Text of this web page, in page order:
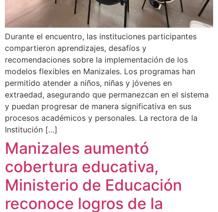
Durante el encuentro, las instituciones participantes
compartieron aprendizajes, desafíos y
recomendaciones sobre la implementación de los
modelos flexibles en Manizales. Los programas han
permitido atender a niños, niñas y jóvenes en
extraedad, asegurando que permanezcan en el sistema
y puedan progresar de manera significativa en sus
procesos académicos y personales. La rectora de la
Institución […]
Manizales aumentó
cobertura educativa,
Ministerio de Educación
reconoce logros de la